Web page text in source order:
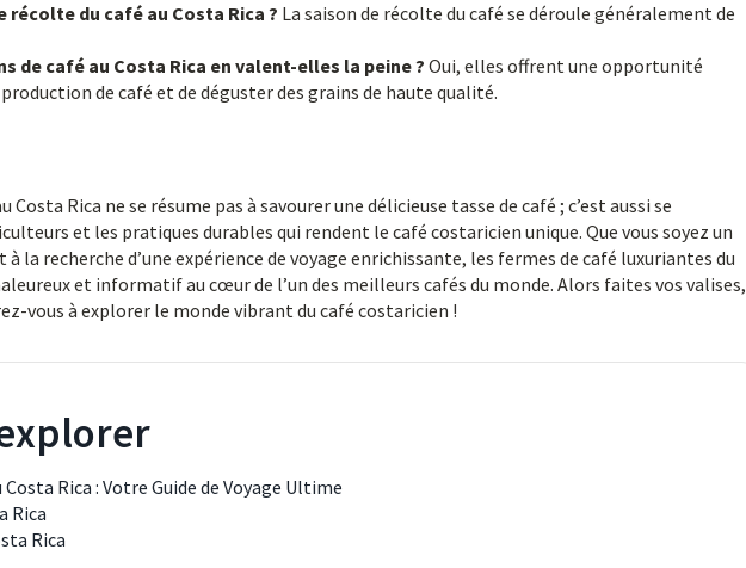
récolte du café au Costa Rica ? La saison de récolte du café se déroule généralement de
de café au Costa Rica en valent-elles la peine ? Oui, elles offrent une opportunité
de café et de déguster des grains de haute qualité.
Rica ne se résume pas à savourer une délicieuse tasse de café ; c’est aussi se
et les pratiques durables qui rendent le café costaricien unique. Que vous soyez un
la recherche d’une expérience de voyage enrichissante, les fermes de café luxuriantes du
et informatif au cœur de l’un des meilleurs cafés du monde. Alors faites vos valises,
vous à explorer le monde vibrant du café costaricien !
Rica : Votre Guide de Voyage Ultime
Rica
Rica